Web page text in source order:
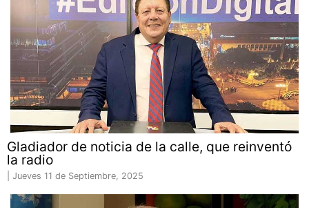
Gladiador de noticia de la calle, que reinventó
la radio
Jueves 11 de Septiembre, 2025